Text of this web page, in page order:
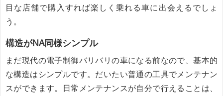
目な店舗で購入すれば楽しく乗れる車に出会えるでしょ
う。
構造がNA同様シンプル
まだ現代の電子制御バリバリの車になる前なので、基本的
な構造はシンプルです。だいたい普通の工具でメンテナン
スができます。日常メンテナンスが自分で行えることは、